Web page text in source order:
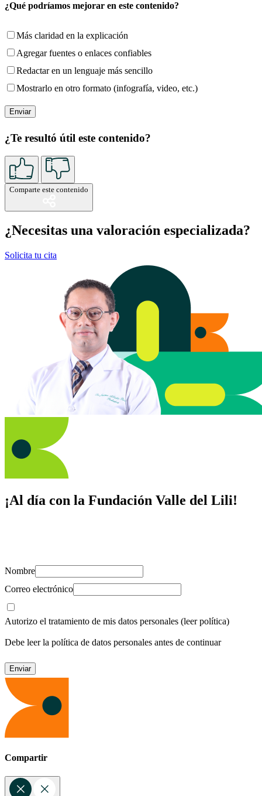
¿Qué podríamos mejorar en este contenido?
Más claridad en la explicación
Agregar fuentes o enlaces confiables
Redactar en un lenguaje más sencillo
Mostrarlo en otro formato (infografía, video, etc.)
¿Te resultó útil este contenido?
Comparte este contenido
¿Necesitas una valoración especializada?
Solicita tu cita
¡Al día con la Fundación Valle del Lili!
Nombre
Correo electrónico
Autorizo el tratamiento de mis datos personales (leer política)
Debe leer la política de datos personales antes de continuar
Compartir